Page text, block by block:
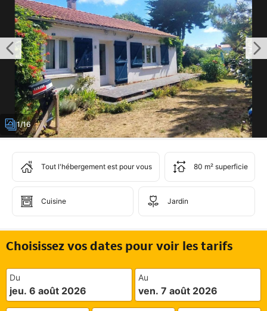
1/16
Tout l'hébergement est pour vous 80 m² superficie
Cuisine Jardin
Choisissez vos dates pour voir les tarifs
Du
jeu. 6 août 2026
Au
ven. 7 août 2026